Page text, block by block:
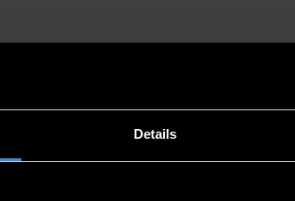
Details